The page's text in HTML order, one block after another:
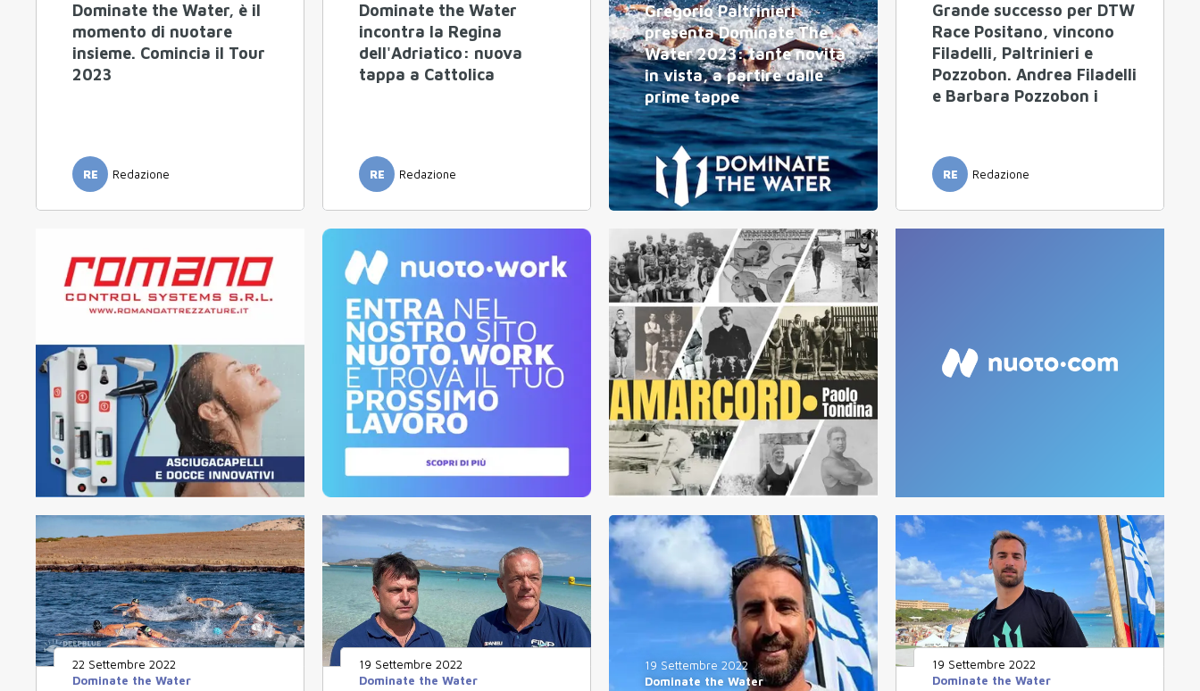
Dominate the Water, è il
momento di nuotare
insieme. Comincia il Tour
2023
RE Redazione
Dominate the Water
incontra la Regina
dell'Adriatico: nuova
tappa a Cattolica
RE Redazione
Gregorio Paltrinieri
presenta Dominate The
Water 2023: tante novità
in vista, a partire dalle
prime tappe
Grande successo per DTW
Race Positano, vincono
Filadelli, Paltrinieri e
Pozzobon. Andrea Filadelli
e Barbara Pozzobon i
RE Redazione
22 Settembre 2022
Dominate the Water
19 Settembre 2022
Dominate the Water
19 Settembre 2022
Dominate the Water
19 Settembre 2022
Dominate the Water